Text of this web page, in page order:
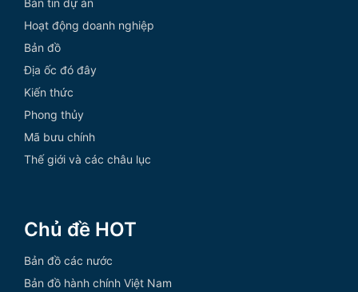
Bản tin dự án
Hoạt động doanh nghiệp
Bản đồ
Địa ốc đó đây
Kiến thức
Phong thủy
Mã bưu chính
Thế giới và các châu lục
Chủ đề HOT
Bản đồ các nước
Bản đồ hành chính Việt Nam